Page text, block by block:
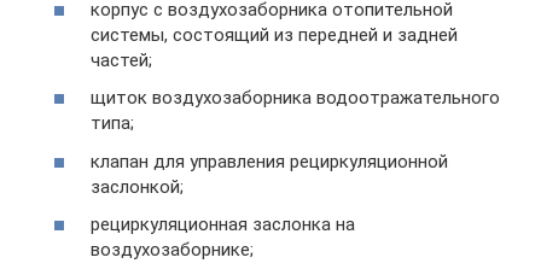
корпус с воздухозаборника отопительной
системы, состоящий из передней и задней
частей;
щиток воздухозаборника водоотражательного
типа;
клапан для управления рециркуляционной
заслонкой;
рециркуляционная заслонка на
воздухозаборнике;